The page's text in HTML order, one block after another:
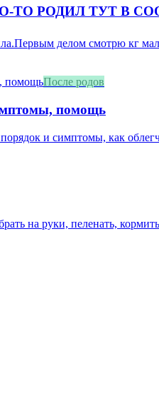
ТО РОДИЛ ТУТ В
делом смотрю кг
После родов
помощь
и симптомы, как
на руки, пеленать,